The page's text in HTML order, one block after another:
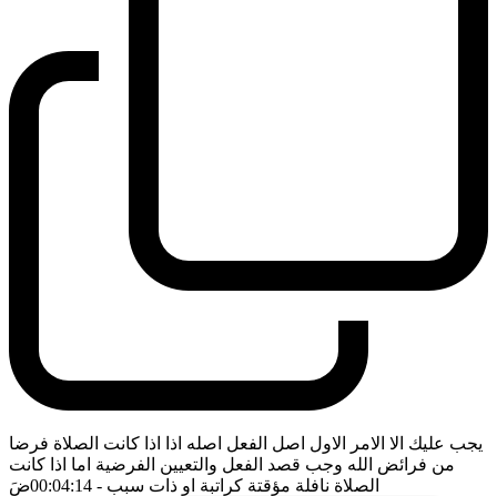
يجب عليك الا الامر الاول اصل الفعل اصله اذا اذا كانت الصلاة فرضا
من فرائض الله وجب قصد الفعل والتعيين الفرضية اما اذا كانت
الصلاة نافلة مؤقتة كراتبة او ذات سبب - 00:04:14 ضَ